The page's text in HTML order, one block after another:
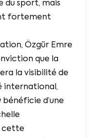
du sport, mais
fortement
Özgür Emre
que la
la visibilité de
international,
d’une
cette